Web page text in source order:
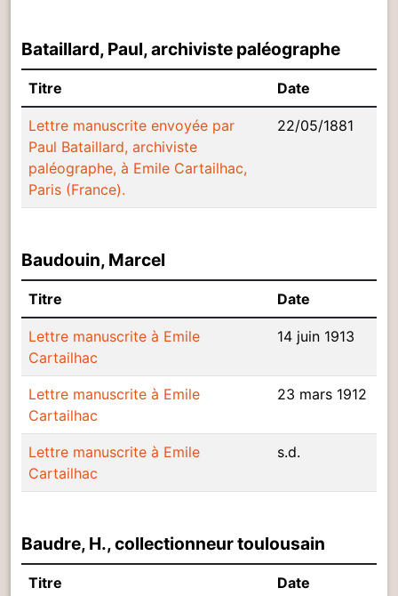
Bataillard, Paul, archiviste paléographe
Titre Date
Lettre manuscrite envoyée par
Paul Bataillard, archiviste
paléographe, à Emile Cartailhac,
Paris (France).
22/05/1881
Baudouin, Marcel
Titre Date
Lettre manuscrite à Emile
Cartailhac
14 juin 1913
Lettre manuscrite à Emile
Cartailhac
23 mars 1912
Lettre manuscrite à Emile
Cartailhac
s.d.
Baudre, H., collectionneur toulousain
Titre Date